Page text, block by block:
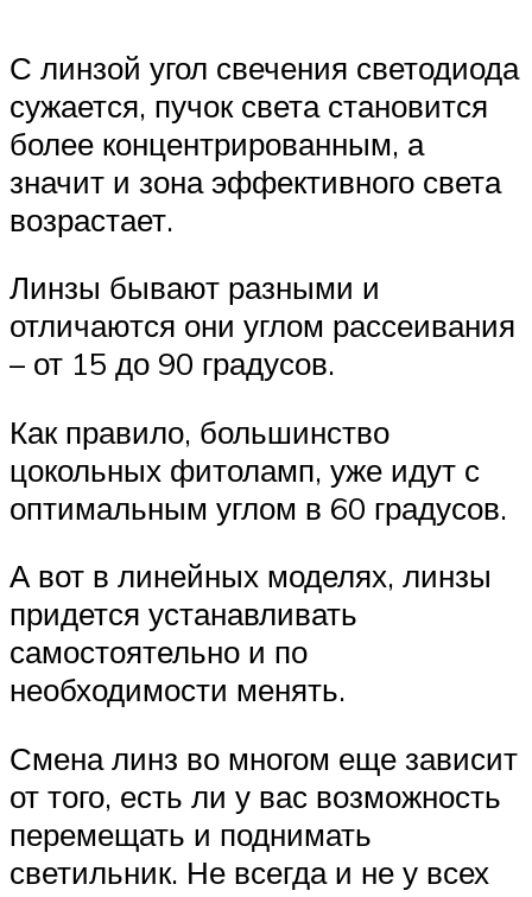
С линзой угол свечения светодиода
сужается, пучок света становится
более концентрированным, а
значит и зона эффективного света
возрастает.
Линзы бывают разными и
отличаются они углом рассеивания
– от 15 до 90 градусов.
Как правило, большинство
цокольных фитоламп, уже идут с
оптимальным углом в 60 градусов.
А вот в линейных моделях, линзы
придется устанавливать
самостоятельно и по
необходимости менять.
Смена линз во многом еще зависит
от того, есть ли у вас возможность
перемещать и поднимать
светильник. Не всегда и не у всех